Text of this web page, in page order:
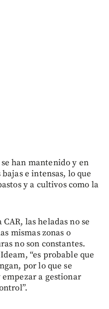
han mantenido y en
e intensas, lo que
y a cultivos como la
las heladas no se
mismas zonas o
no son constantes.
“es probable que
por lo que se
a gestionar